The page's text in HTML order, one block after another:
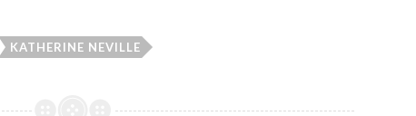
KATHERINE NEVILLE